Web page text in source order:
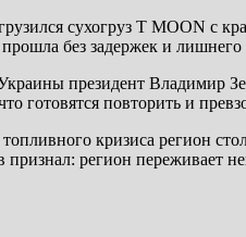
сухогруз T MOON с
без задержек и
Украины президент
готовятся повторить и
кризиса регион
регион переживает